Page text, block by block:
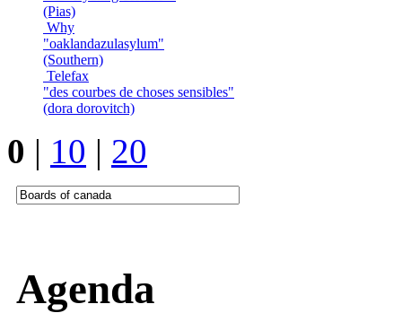
(Pias)
Why
"oaklandazulasylum"
(Southern)
Telefax
"des courbes de choses sensibles"
(dora dorovitch)
0 | 10 | 20
Agenda